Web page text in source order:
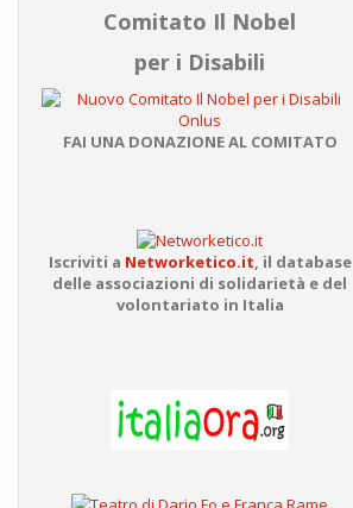
Comitato Il Nobel
per i Disabili
FAI UNA DONAZIONE AL COMITATO
Iscriviti a Networketico.it il database
delle associazioni di solidarietà e del
volontariato in Italia